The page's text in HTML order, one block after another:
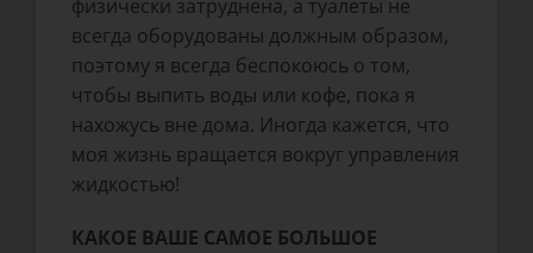
физически затруднена, а туалеты не
всегда оборудованы должным образом,
поэтому я всегда беспокоюсь о том,
чтобы выпить воды или кофе, пока я
нахожусь вне дома. Иногда кажется, что
моя жизнь вращается вокруг управления
жидкостью!
КАКОЕ ВАШЕ САМОЕ БОЛЬШОЕ